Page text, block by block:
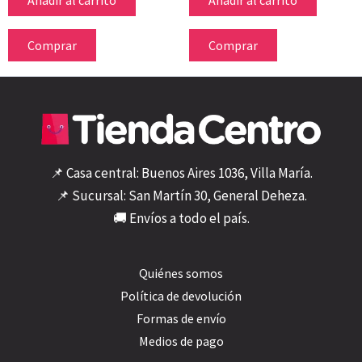
Comprar Comprar
📌 Casa central: Buenos Aires 1036, Villa María.
📌 Sucursal: San Martín 30, General Deheza.
🚚 Envíos a todo el país.
Quiénes somos
Política de devolución
Formas de envío
Medios de pago